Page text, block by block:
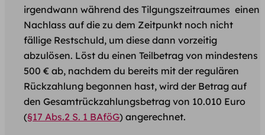
irgendwann während des Tilgungszeitraumes einen
Nachlass auf die zu dem Zeitpunkt noch nicht
fällige Restschuld, um diese dann vorzeitig
abzulösen. Löst du einen Teilbetrag von mindestens
500 € ab, nachdem du bereits mit der regulären
Rückzahlung begonnen hast, wird der Betrag auf
den Gesamtrückzahlungsbetrag von 10.010 Euro
(§17 Abs.2 S. 1 BAföG) angerechnet.